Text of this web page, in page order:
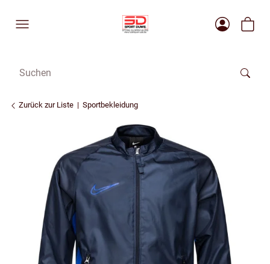
Zurück zur Liste Sportbekleidung